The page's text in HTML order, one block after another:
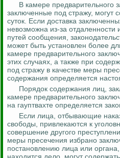
В камере предварительного
заключенные под стражу, могут
суток. Если доставка
невозможна из-за отдаленности
путей сообщения,
может быть установлен более
камере предварительного
этих случаях, а также при
под стражу в качестве меры
содержания определяется
Порядок содержания лиц,
камере предварительного
на гауптвахте определяется
Если лица, отбывающие
свободы, привлекаются к
совершение другого
меры пресечения избрано
постановлению лица или органа,